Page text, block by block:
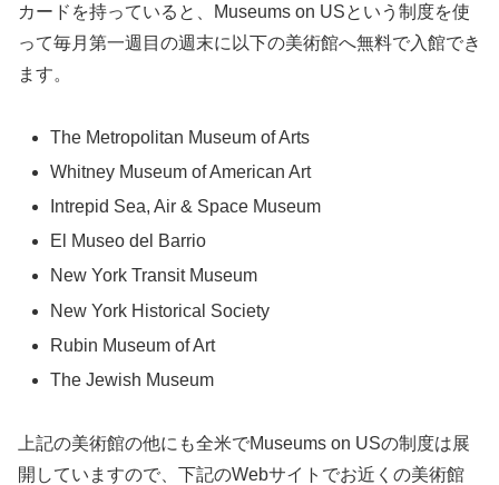
カードを持っていると、Museums on USという制度を使
って毎月第一週目の週末に以下の美術館へ無料で入館でき
ます。
The Metropolitan Museum of Arts
Whitney Museum of American Art
Intrepid Sea, Air & Space Museum
El Museo del Barrio
New York Transit Museum
New York Historical Society
Rubin Museum of Art
The Jewish Museum
上記の美術館の他にも全米でMuseums on USの制度は展
開していますので、下記のWebサイトでお近くの美術館